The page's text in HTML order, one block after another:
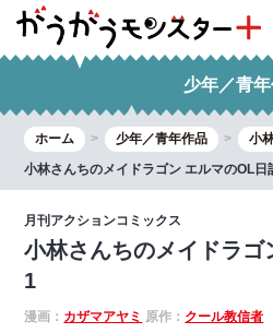
少年／青
ホーム 少年／青年作品
小
小林さんちのメイドラゴン エルマのOL日
月刊アクションコミックス
小林さんちのメイドラ
1
漫画： カザマアヤミ 原作： クール教信者